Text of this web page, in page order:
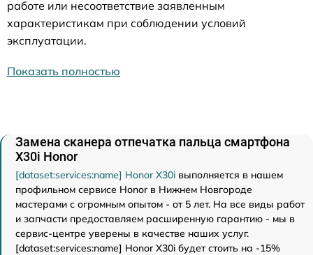
работе или несоответствие заявленным
характеристикам при соблюдении условий
эксплуатации.
Показать полностью
Замена сканера отпечатка пальца смартфона
X30i Honor
[dataset:services:name] Honor X30i выполняется в нашем
профильном сервисе Honor в Нижнем Новгороде
мастерами с огромным опытом - от 5 лет. На все виды работ
и запчасти предоставляем расширенную гарантию - мы в
сервис-центре уверены в качестве наших услуг.
[dataset:services:name] Honor X30i будет стоить на -15%